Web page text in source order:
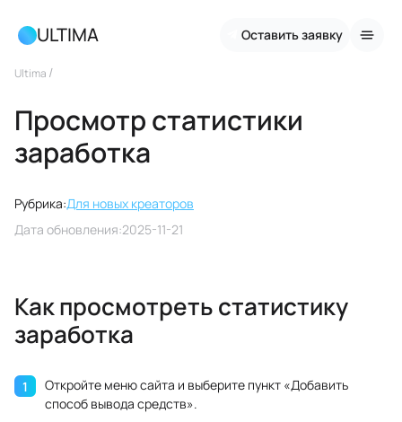
ULTIMA Оставить заявку
Ultima /
Просмотр статистики
заработка
Рубрика:Для новых креаторов
Дата обновления:2025-11-21
Как просмотреть статистику
заработка
Откройте меню сайта и выберите пункт «Добавить
способ вывода средств».